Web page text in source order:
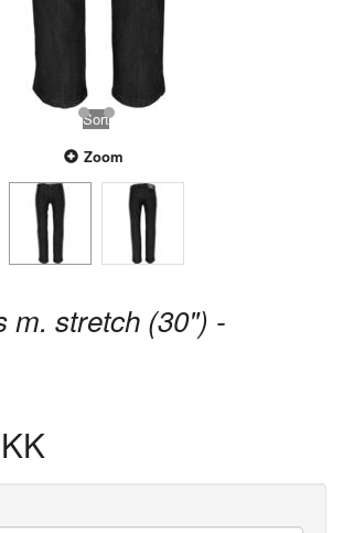
Sort
Zoom
m. stretch (30") -